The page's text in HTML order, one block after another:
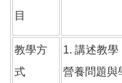
目
教學方
式
1. 講述教
營養問題與